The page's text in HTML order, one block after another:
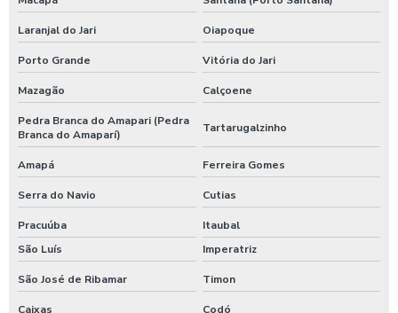
Laranjal do Jari Oiapoque
Porto Grande Vitória do Jari
Mazagão Calçoene
Pedra Branca do Amapari (Pedra
Branca do Amaparí)
Tartarugalzinho
Amapá Ferreira Gomes
Serra do Navio Cutias
Pracuúba
Itaubal
São Luís
Imperatriz
São José de Ribamar Timon
Caixas Codó